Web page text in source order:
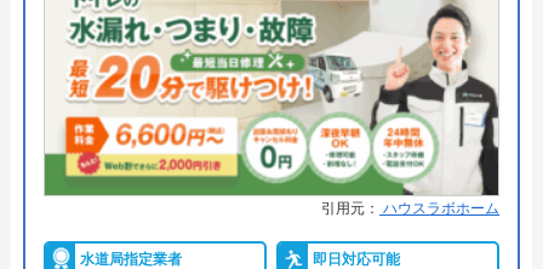
引用元： ハウスラボホーム
水道局指定業者 即日対応可能